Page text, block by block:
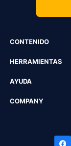
CONTENIDO
HERRAMIENTAS
AYUDA
COMPANY